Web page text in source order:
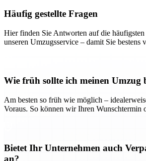
Häufig gestellte Fragen
Hier finden Sie Antworten auf die
unseren Umzugsservice – damit Sie bestens
Wie früh sollte ich meinen Umzug
Am besten so früh wie möglich –
Voraus. So können wir Ihren Wunschtermin
Bietet Ihr Unternehmen auch
an?